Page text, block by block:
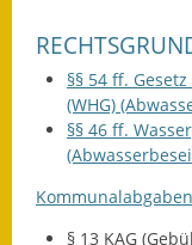
§§ 54 ff.
(WHG)
§§ 46 ff.
§ 13 KAG